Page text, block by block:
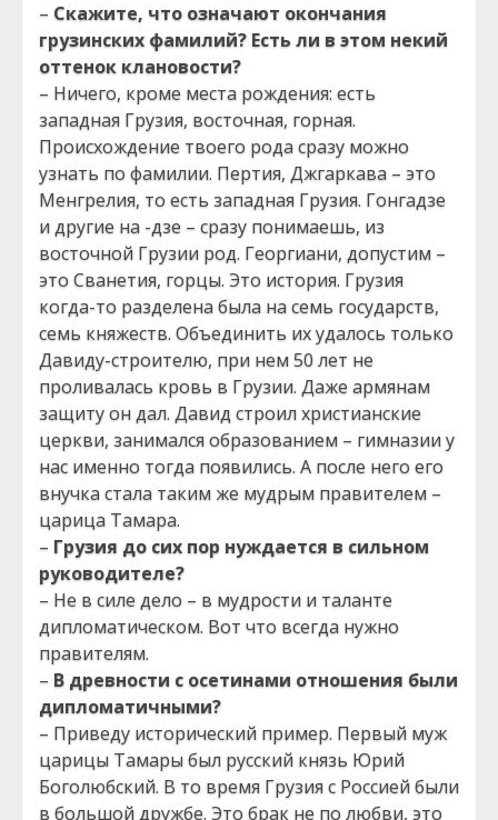
– Скажите, что означают окончания
грузинских фамилий? Есть ли в этом некий
оттенок клановости?
– Ничего, кроме места рождения: есть
западная Грузия, восточная, горная.
Происхождение твоего рода сразу можно
узнать по фамилии. Пертия, Джгаркава – это
Менгрелия, то есть западная Грузия. Гонгадзе
и другие на -дзе – сразу понимаешь, из
восточной Грузии род. Георгиани, допустим –
это Сванетия, горцы. Это история. Грузия
когда-то разделена была на семь государств,
семь княжеств. Объединить их удалось только
Давиду-строителю, при нем 50 лет не
проливалась кровь в Грузии. Даже армянам
защиту он дал. Давид строил христианские
церкви, занимался образованием – гимназии у
нас именно тогда появились. А после него его
внучка стала таким же мудрым правителем –
царица Тамара.
– Грузия до сих пор нуждается в сильном
руководителе?
– Не в силе дело – в мудрости и таланте
дипломатическом. Вот что всегда нужно
правителям.
– В древности с осетинами отношения были
дипломатичными?
– Приведу исторический пример. Первый муж
царицы Тамары был русский князь Юрий
Боголюбский. В то время Грузия с Россией были
в большой дружбе. Это брак не по любви, это